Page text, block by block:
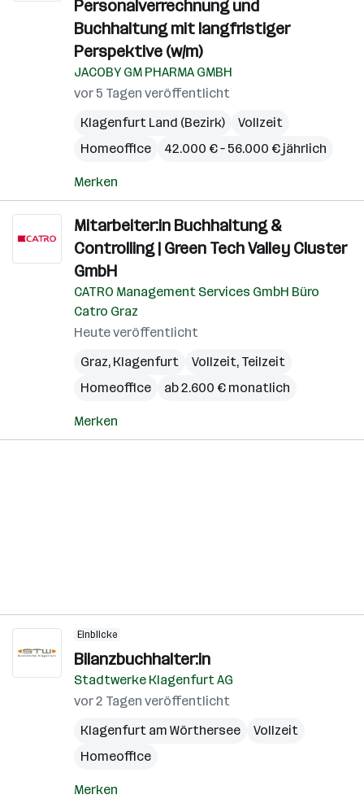
Personalverrechnung und
Buchhaltung mit langfristiger
Perspektive (w/m)
JACOBY GM PHARMA GMBH
vor 5 Tagen veröffentlicht
Klagenfurt Land (Bezirk)
Vollzeit
Homeoffice
42.000 € – 56.000 € jährlich
Merken
Mitarbeiter:in Buchhaltung &
Controlling | Green Tech Valley Cluster
GmbH
CATRO Management Services GmbH Büro
Catro Graz
Heute veröffentlicht
Graz, Klagenfurt
Vollzeit, Teilzeit
Homeoffice
ab 2.600 € monatlich
Merken
Einblicke
Bilanzbuchhalter:in
Stadtwerke Klagenfurt AG
vor 2 Tagen veröffentlicht
Klagenfurt am Wörthersee
Vollzeit
Homeoffice
Merken